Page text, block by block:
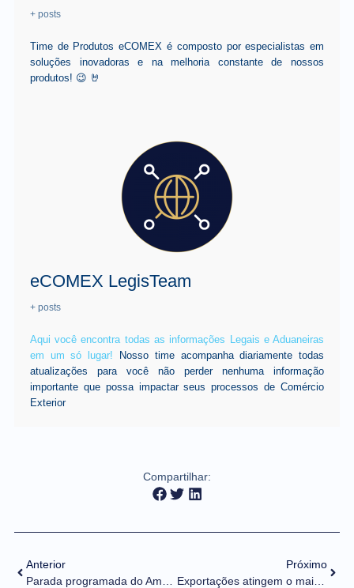
+ posts
Time de Produtos eCOMEX é composto por especialistas em
soluções inovadoras e na melhoria constante de nossos
produtos! 😉 🤘
eCOMEX LegisTeam
+ posts
Aqui você encontra todas as informações Legais e Aduaneiras
em um só lugar! Nosso time acompanha diariamente todas
atualizações para você não perder nenhuma informação
importante que possa impactar seus processos de Comércio
Exterior
Compartilhar:
Anterior
Próximo
Exportações atingem o maior valor mensal da história, com US$ 29,09 bilhões em março